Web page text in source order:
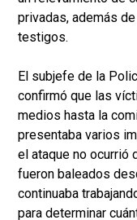
privadas, además
testigos.
El subjefe de la
confirmó que las
medios hasta la
presentaba varios
el ataque no ocurrió
fueron baleados
continuaba
para determinar